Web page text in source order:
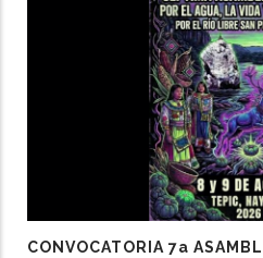
CONVOCATORIA 7a